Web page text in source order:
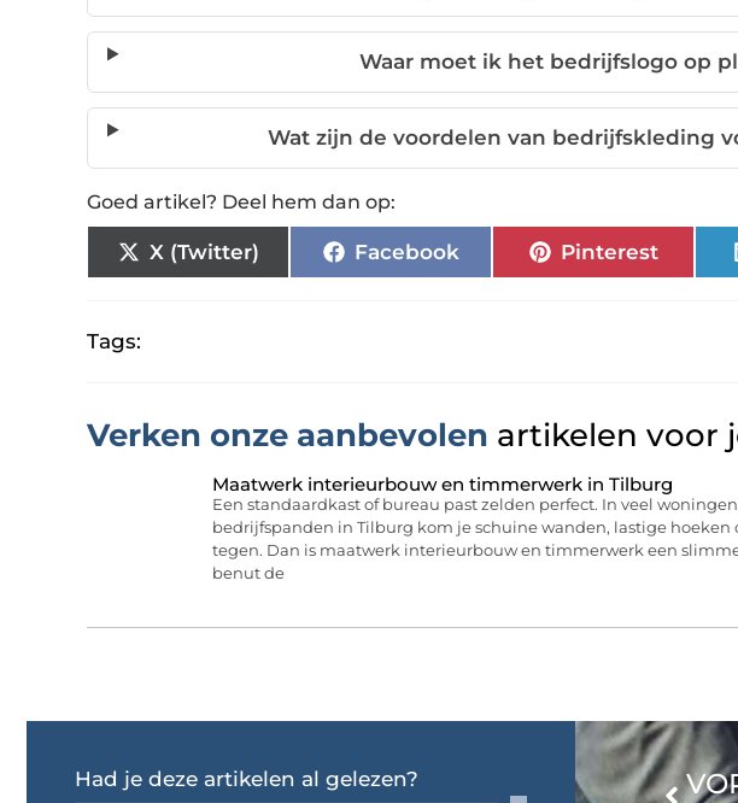
Waar moet ik het bedrijfslogo op
Wat zijn de voordelen van bedrijfskleding
Goed artikel? Deel hem dan op:
X (Twitter) Facebook Pinterest
Tags:
Verken onze aanbevolen artikelen voor
Maatwerk interieurbouw en timmerwerk in Tilburg
Een standaardkast of bureau past zelden perfect. In veel
bedrijfspanden in Tilburg kom je schuine wanden, lastige hoeken
tegen. Dan is maatwerk interieurbouw en timmerwerk een
benut de
Had je deze artikelen al gelezen?